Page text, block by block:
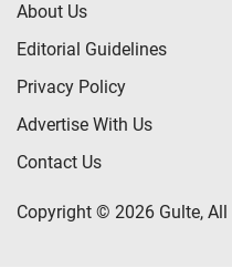
About Us
Editorial Guidelines
Privacy Policy
Advertise With Us
Contact Us
Copyright © 2026 Gulte, All